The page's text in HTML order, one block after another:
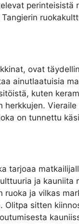
perinteisistä
ovat
ainutlaatuisia
kuten
herkkujen. Vieraile
on tunnettu
tarjoaa
ja kauniita
ruoka ja vilkas
Olitpa sitten